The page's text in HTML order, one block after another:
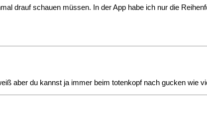
drauf schauen müssen. In der App habe ich nur die
aber du kannst ja immer beim totenkopf nach gucken wie